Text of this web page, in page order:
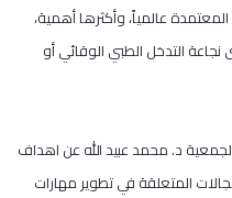
عالمياً، وأكثرها أهمية،
التدخل الطبي الوقائي أو
د. محمد عبيد الله عن اهداف
المتعلقة في تطوير مهارات